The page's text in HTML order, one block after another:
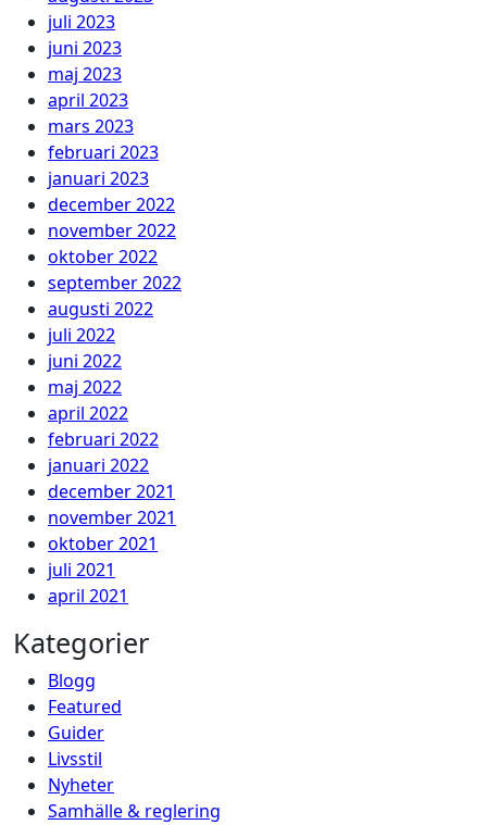
juli 2023
juni 2023
maj 2023
april 2023
mars 2023
februari 2023
januari 2023
december 2022
november 2022
oktober 2022
september 2022
augusti 2022
juli 2022
juni 2022
maj 2022
april 2022
februari 2022
januari 2022
december 2021
november 2021
oktober 2021
juli 2021
april 2021
Kategorier
Blogg
Featured
Guider
Livsstil
Nyheter
Samhälle & reglering